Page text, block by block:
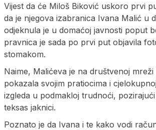
Vijest da će Miloš Biković uskoro prvi
da je njegova izabranica Ivana Malić u
odjeknula je u domaćoj javnosti poput
pravnica je sada po prvi put objavila
stomakom.
Naime, Malićeva je na društvenoj mreži
pokazala svojim pratiocima i
izgleda u podmakloj trudnoći,
teksas jaknici.
Poznato je da Ivana i te kako vodi